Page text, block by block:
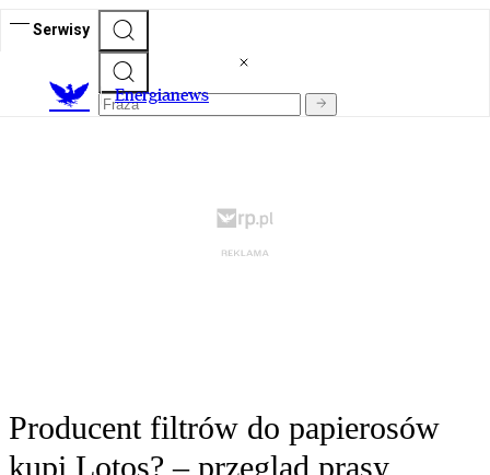
Serwisy
Energianews
Producent filtrów do papierosów
kupi Lotos? – przegląd prasy